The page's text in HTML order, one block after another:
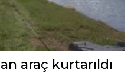
araç kurtarıldı